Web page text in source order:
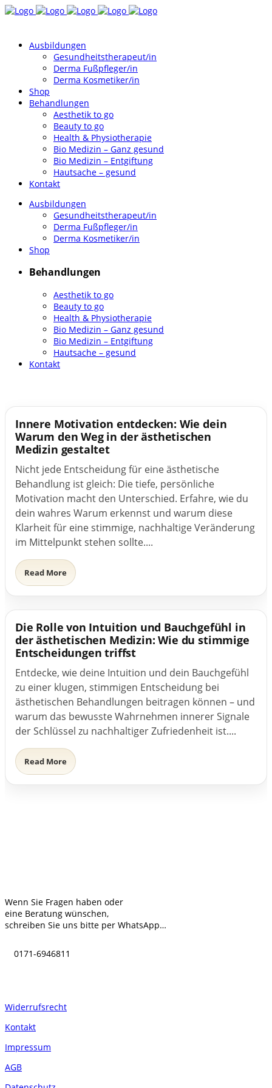
Ausbildungen
Gesundheitstherapeut/in
Derma Fußpfleger/in
Derma Kosmetiker/in
Shop
Behandlungen
Aesthetik to go
Beauty to go
Health & Physiotherapie
Bio Medizin – Ganz gesund
Bio Medizin – Entgiftung
Hautsache – gesund
Kontakt
Ausbildungen
Gesundheitstherapeut/in
Derma Fußpfleger/in
Derma Kosmetiker/in
Shop
Behandlungen
Aesthetik to go
Beauty to go
Health & Physiotherapie
Bio Medizin – Ganz gesund
Bio Medizin – Entgiftung
Hautsache – gesund
Kontakt
Innere Motivation entdecken: Wie dein
Warum den Weg in der ästhetischen
Medizin gestaltet
Nicht jede Entscheidung für eine ästhetische
Behandlung ist gleich: Die tiefe, persönliche
Motivation macht den Unterschied. Erfahre, wie du
dein wahres Warum erkennst und warum diese
Klarheit für eine stimmige, nachhaltige Veränderung
im Mittelpunkt stehen sollte....
Read More
Die Rolle von Intuition und Bauchgefühl in
der ästhetischen Medizin: Wie du stimmige
Entscheidungen triffst
Entdecke, wie deine Intuition und dein Bauchgefühl
zu einer klugen, stimmigen Entscheidung bei
ästhetischen Behandlungen beitragen können – und
warum das bewusste Wahrnehmen innerer Signale
der Schlüssel zu nachhaltiger Zufriedenheit ist....
Read More
Wenn Sie Fragen haben oder
eine Beratung wünschen,
schreiben Sie uns bitte per WhatsApp…
0171-6946811
Widerrufsrecht
Kontakt
Impressum
AGB